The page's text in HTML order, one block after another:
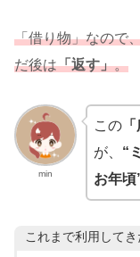
「借り物」なので
だ後は「返す」。
min
この
が、 “
お年頃
これまで利用して